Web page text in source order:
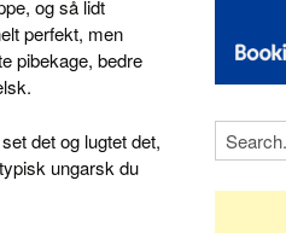
og så lidt
perfekt, men
pibekage, bedre
det og lugtet det,
ungarsk du